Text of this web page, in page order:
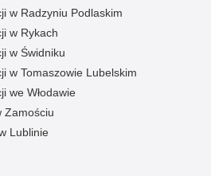
w Radzyniu Podlaskim
w Rykach
w Świdniku
w Tomaszowie Lubelskim
we Włodawie
Zamościu
Lublinie